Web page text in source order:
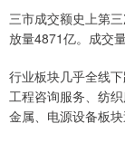
三市成交额史上第
放量4871亿。成交
行业板块几乎全线
工程咨询服务、纺
金属、电源设备板